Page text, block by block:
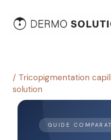
/ Tricopigmentation
solution
GUIDE